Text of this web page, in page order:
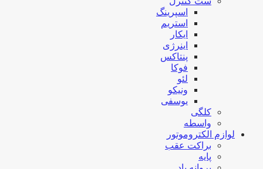
اسپرینگ
استریم
ایکار
اینرژی
پنتاکس
فوکا
لئو
ونیکو
یوسفی
کلگی
واسطه
لوازم الکتروموتور
براکت عقب
پایه